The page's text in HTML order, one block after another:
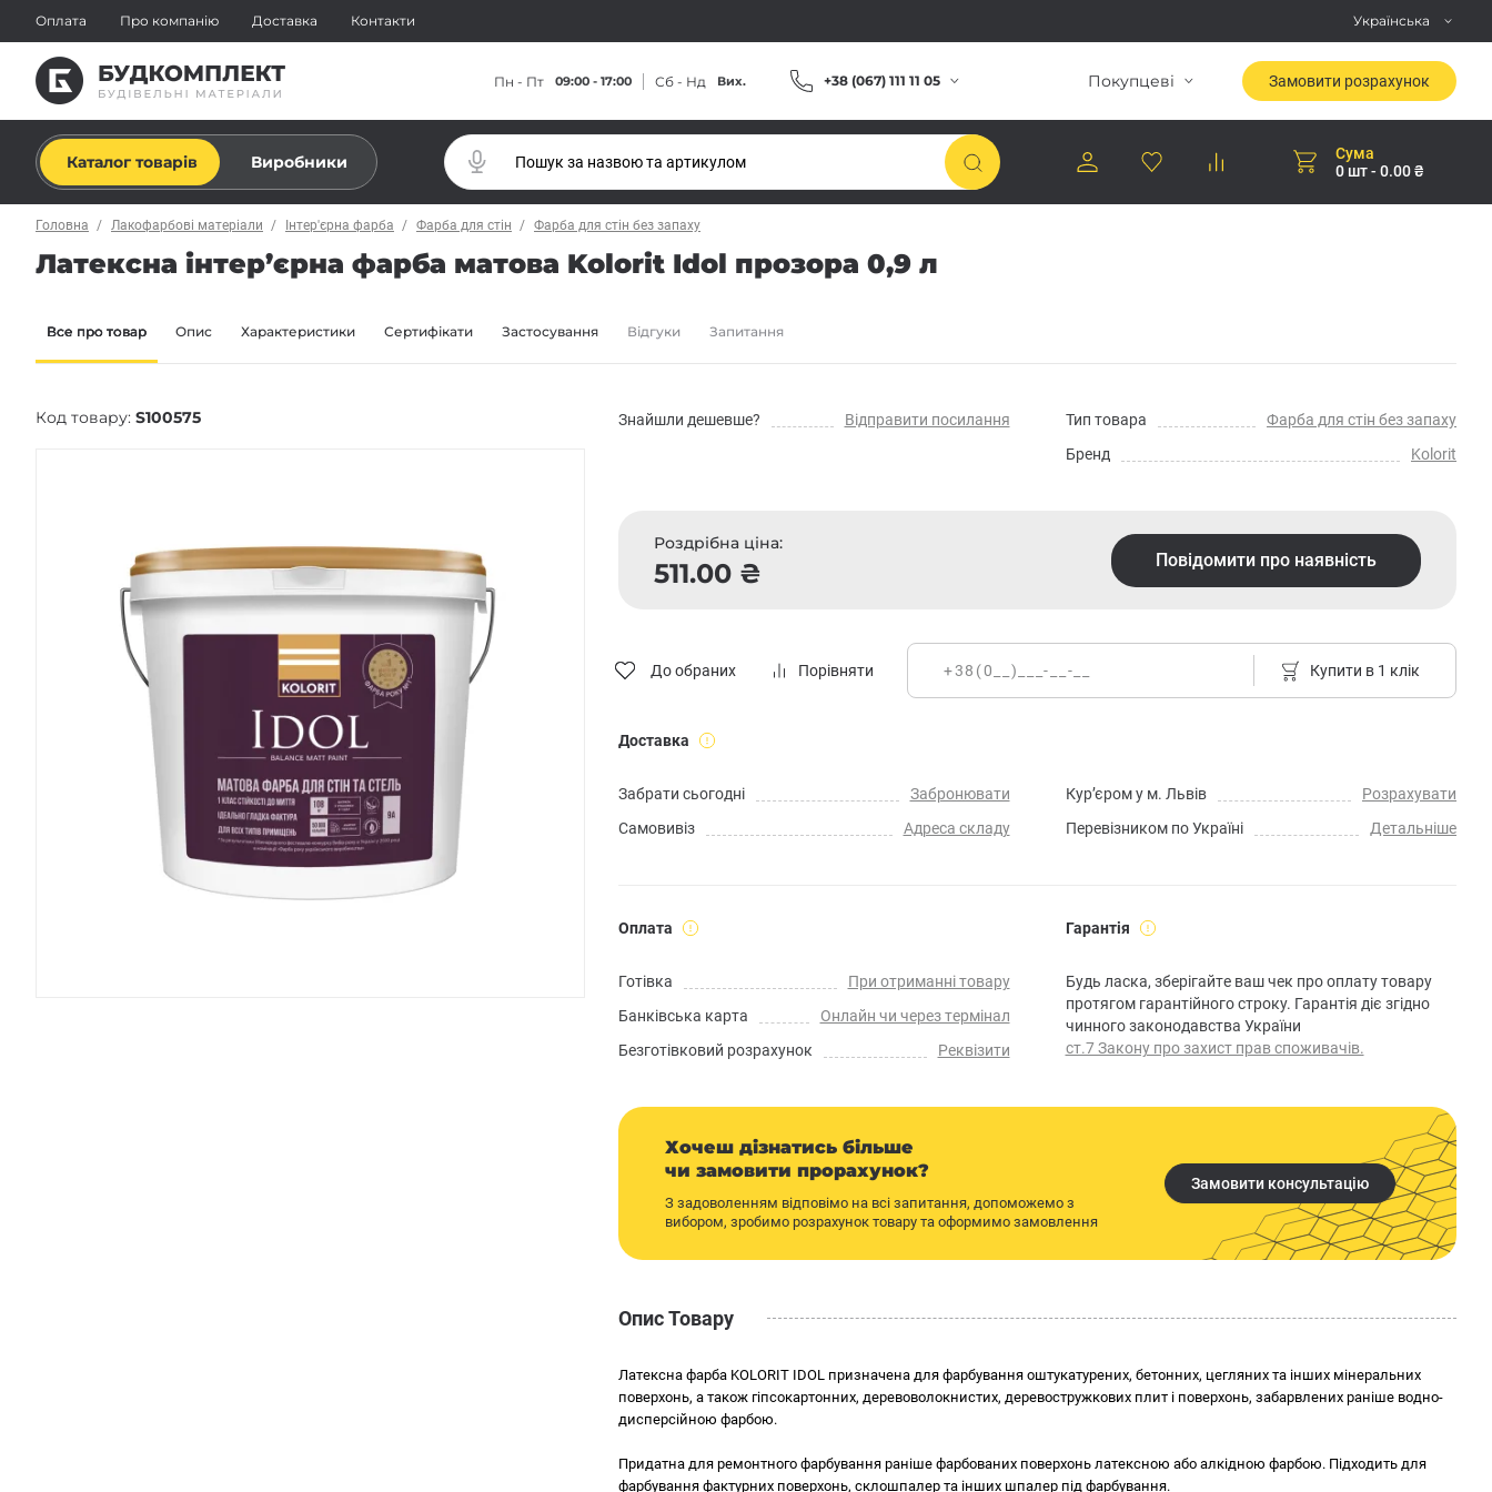
Оплата Про компанію Доставка Контакти Українська
Пн - Пт 09:00 - 17:00 Сб - Нд Вих. +38 (067) 111 11 05 Покупцеві Замовити розрахунок
Каталог товарів Виробники
Сума
0 шт - 0.00 ₴
Головна Лакофарбові матеріали Інтер'єрна фарба Фарба для стін Фарба для стін без запаху
Латексна інтер’єрна фарба матова Kolorit Idol прозора 0,9 л
Все про товар Опис Характеристики Сертифікати Застосування Відгуки Запитання
Код товару: S100575 Знайшли дешевше? Відправити посилання Тип товара
Фарба для стін без запаху
Бренд
Kolorit
Роздрібна ціна:
511.00 ₴ Повідомити про наявність
До обраних Порівняти Купити в 1 клік
Доставка
Забрати сьогодні
Забронювати
Самовивіз
Адреса складу
Кур’єром у м. Львів
Розрахувати
Перевізником по Україні
Детальніше
Оплата
Готівка
При отриманні товару
Банківська карта
Онлайн чи через термінал
Безготівковий розрахунок
Реквізити
Гарантія
Будь ласка, зберігайте ваш чек про оплату товару
протягом гарантійного строку. Гарантія діє згідно
чинного законодавства України
ст.7 Закону про захист прав споживачів.
Хочеш дізнатись більше
чи замовити прорахунок?
З задоволенням відповімо на всі запитання, допоможемо з
вибором, зробимо розрахунок товару та оформимо замовлення
Замовити консультацію
Опис Товару
Латексна фарба KOLORIT IDOL призначена для фарбування оштукатурених, бетонних, цегляних та інших мінеральних
поверхонь, а також гіпсокартонних, деревоволокнистих, деревостружкових плит і поверхонь, забарвлених раніше водно-
дисперсійною фарбою.
Придатна для ремонтного фарбування раніше фарбованих поверхонь латексною або алкідною фарбою. Підходить для
фарбування фактурних поверхонь, склошпалер та інших шпалер під фарбування.